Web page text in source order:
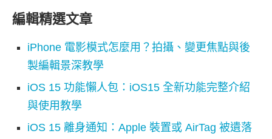
編輯精選文章
iPhone 電影模式怎麼用？拍攝、變更焦點與後
製編輯景深教學
iOS 15 功能懶人包：iOS15 全新功能完整介紹
與使用教學
iOS 15 離身通知：Apple 裝置或 AirTag 被遺落